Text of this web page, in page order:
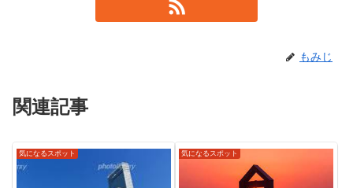
もみじ
関連記事
気になるスポット 気になるスポット